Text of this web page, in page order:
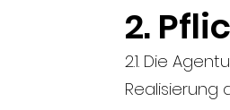
2.
2.1. Die
Realisierung